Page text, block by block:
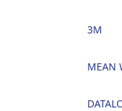
3M
MEAN